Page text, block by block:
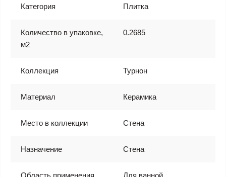
Категория Плитка
Количество в упаковке,
м2
0.2685
Коллекция Турнон
Материал Керамика
Место в коллекции Стена
Назначение Стена
Область применения Для ванной